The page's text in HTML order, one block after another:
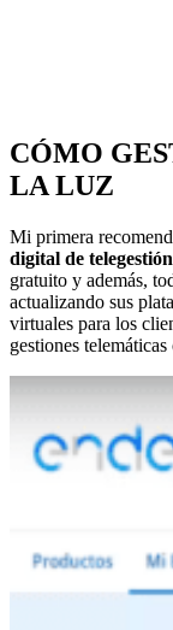
CÓMO
LA LUZ
Mi primera
digital de telegestión
gratuito y además,
actualizando sus
virtuales para los
gestiones telemáticas